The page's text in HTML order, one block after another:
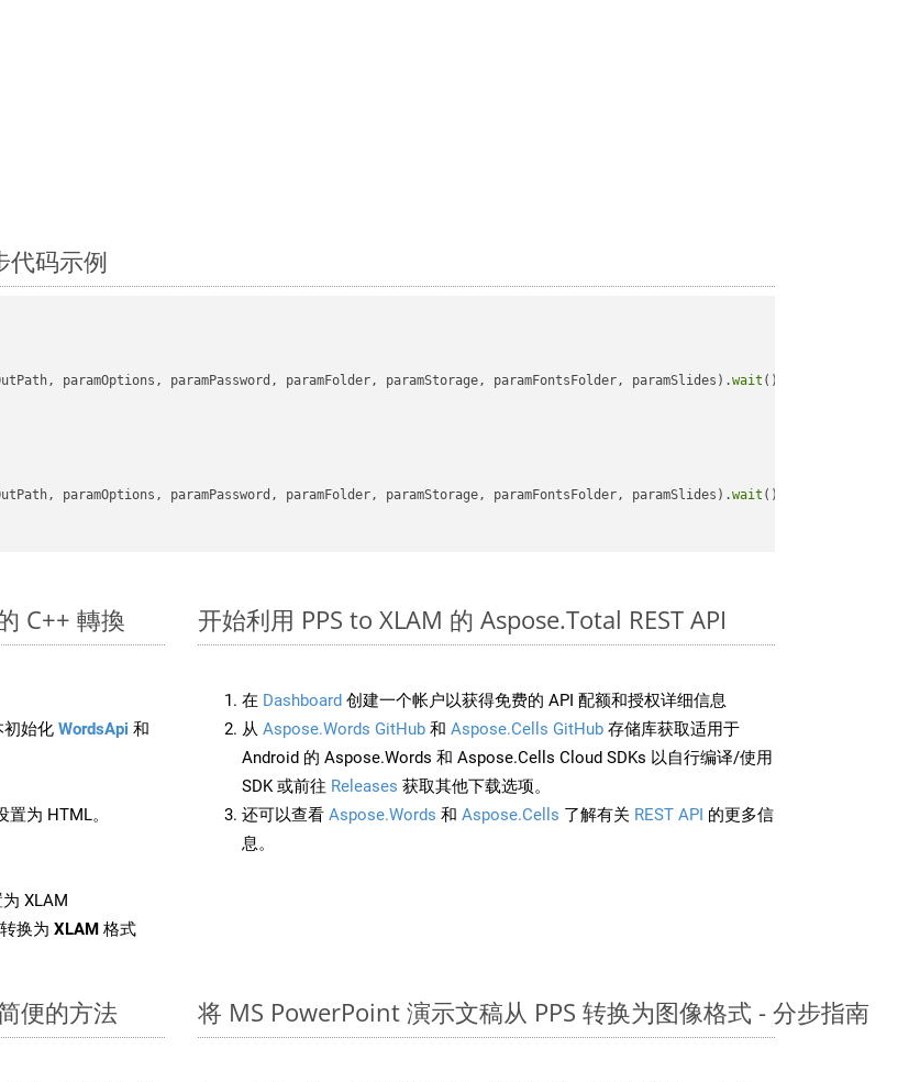
代码示例
paramOptions, paramPassword, paramFolder, paramStorage, paramFontsFolder, paramSlides).wait ();
paramOptions, paramPassword, paramFolder, paramStorage, paramFontsFolder, paramSlides).wait ();
C++ 轉換
初始化 WordsApi 和
置为 HTML。
XLAM
换为 XLAM 格式
开始利用 PPS to XLAM 的 Aspose.Total REST API
在 Dashboard 创建一个帐户以获得免费的 API 配额和授权详细信息
从 Aspose.Words GitHub 和 Aspose.Cells GitHub 存储库获取适用于
Android 的 Aspose.Words 和 Aspose.Cells Cloud SDKs 以自行编译/使用
SDK 或前往 Releases 获取其他下载选项。
还可以查看 Aspose.Words 和 Aspose.Cells 了解有关 REST API 的更多信
息。
便的方法 将 MS PowerPoint 演示文稿从 PPS 转换为图像格式 - 分步指南